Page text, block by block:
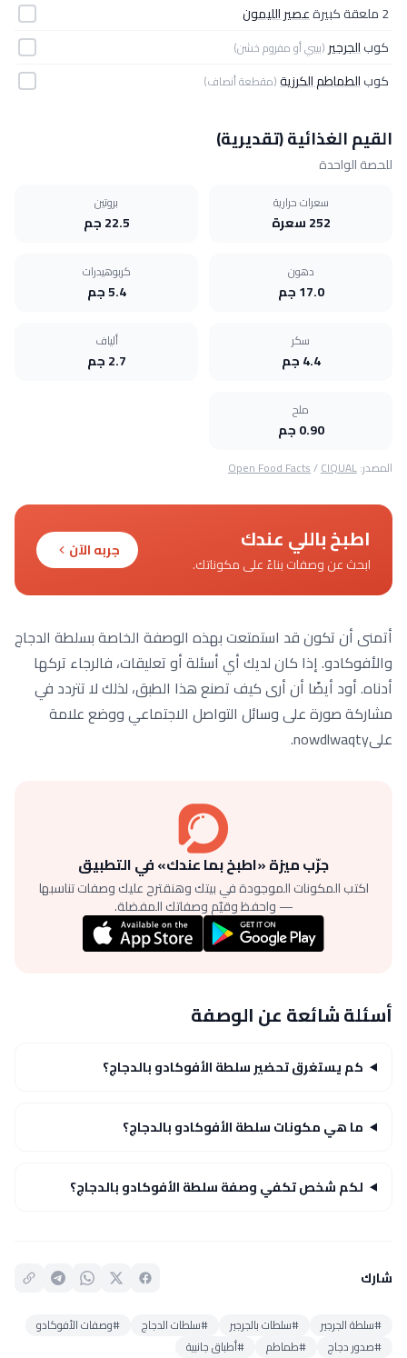
2 ملعقة كبيرة
عصير الليمون
كوبالجرجير (بيبي أو مفروم خشن)
كوبالطماطم الكرزية(مقطعة أنصاف)
القيم الغذائية (تقديرية)
للحصة الواحدة
سعرات حرارية
252 سعرة
بروتين
22.5 جم
دهون
17.0 جم
كربوهيدرات
5.4 جم
سكر
4.4 جم
ألياف
2.7 جم
ملح
0.90 جم
المصدر: Open Food Facts/CIQUAL
اطبخ باللي عندك
ابحث عن وصفات بناءً على مكوناتك.
جربه الآن
أتمنى أن تكون قد استمتعت بهذه الوصفة الخاصة بسلطة الدجاج
والأفوكادو. إذا كان لديك أي أسئلة أو تعليقات، فالرجاء تركها
أدناه. أود أيضًا أن أرى كيف تصنع هذا الطبق، لذلك لا تتردد في
مشاركة صورة على وسائل التواصل الاجتماعي ووضع علامة
علىnowdlwaqty.
جرّب ميزة «اطبخ بما عندك» في التطبيق
اكتب المكونات الموجودة في بيتك وهنقترح عليك وصفات تناسبها
— واحفظ وقيّم وصفاتك المفضلة.
أسئلة شائعة عن الوصفة
كم يستغرق تحضير سلطة الأفوكادو بالدجاج؟
ما هي مكونات سلطة الأفوكادو بالدجاج؟
لكم شخص تكفي وصفة سلطة الأفوكادو بالدجاج؟
شارك
#سلطة الجرجير #سلطات بالجرجير #سلطات الدجاج
#وصفات الأفوكادو
#صدور دجاج
#طماطم #أطباق جانبية